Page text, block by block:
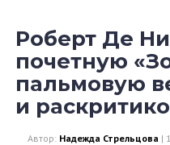
Роберт Де
почетную
пальмовую
и
Автор: Надежда Стрельцова |